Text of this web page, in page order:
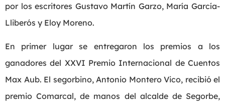
por los escritores Gustavo Martín Garzo, María García-
Lliberós y Eloy Moreno.
En primer lugar se entregaron los premios a los
ganadores del XXVI Premio Internacional de Cuentos
Max Aub. El segorbino, Antonio Montero Vico, recibió el
premio Comarcal, de manos del alcalde de Segorbe,